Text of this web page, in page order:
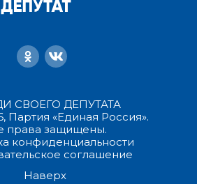
СВОЕГО ДЕПУТАТА
Партия «Единая Россия».
права защищены.
конфиденциальности
соглашение
Наверх